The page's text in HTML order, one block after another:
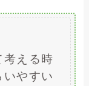
える時
やすい